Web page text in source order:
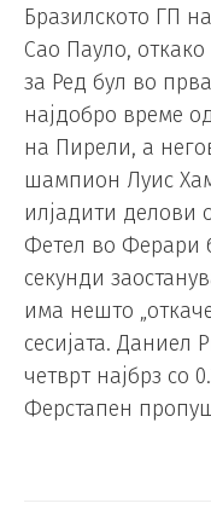
Бразилското ГП
Сао Пауло,
за Ред бул во
најдобро време
на Пирели, а
шампион Луис
илјадити делови
Фетел во Ферари
секунди
има нешто
сесијата. Даниел
четврт најбрз со
Ферстапен